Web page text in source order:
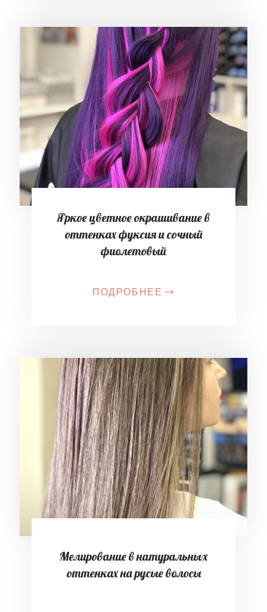
Яркое цветное окрашивание в
оттенках фуксия и сочный
фиолетовый
ПОДРОБНЕЕ
Мелирование в натуральных
оттенках на русые волосы